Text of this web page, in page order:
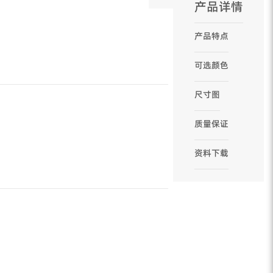
产品详情
产品特点
可选颜色
尺寸图
质量保证
资料下载